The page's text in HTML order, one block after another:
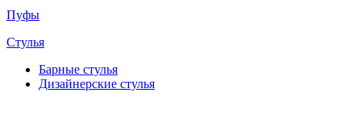
Пуфы
Стулья
Барные cтулья
Дизайнерские cтулья